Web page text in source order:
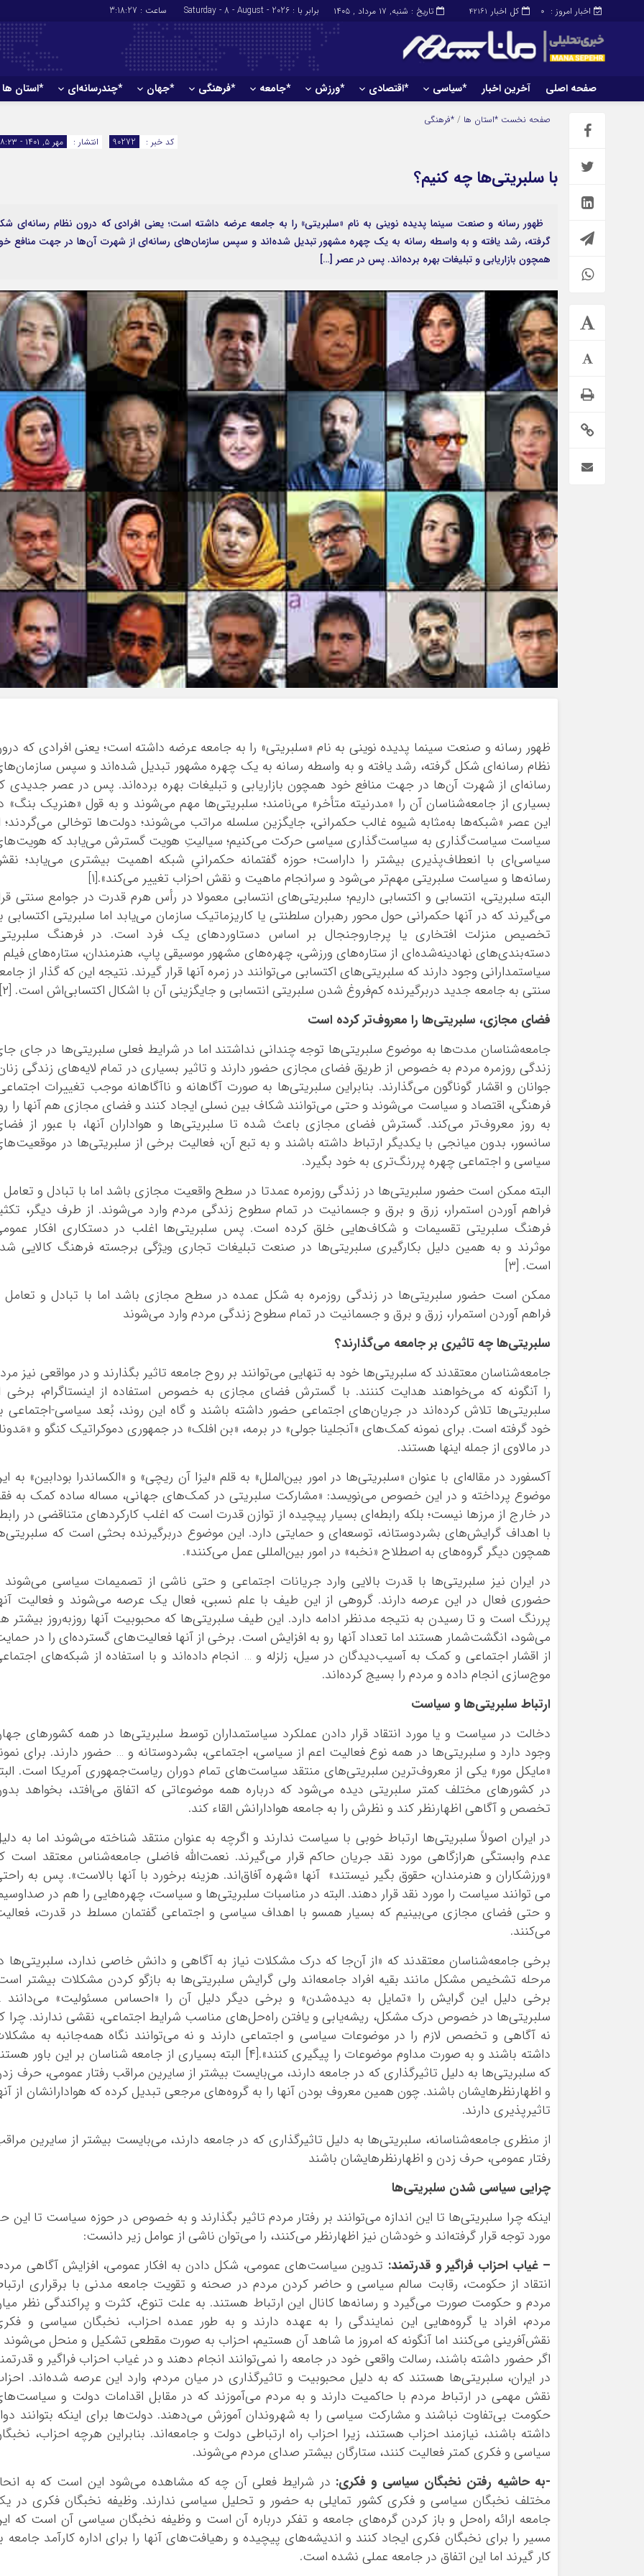
کل اخبار 42161 اخبار امروز : 0 تاریخ : شنبه, ۱۷ مرداد , ۱۴۰۵ برابر با : Saturday - 8 - August - 2026 ساعت : 3:18:28
صفحه اصلی آخرین اخبار *سیاسی *اقتصادی *ورزش *جامعه *فرهنگی *جهان *چندرسانه‌ای *استان ها
صفحه اصلی
احزاب و تشکلها
بانک ها
اخبار بورس
ارتباطات و
تبلیغات
*فرهنگی
ایثار و شهادت
دفاع مقدس
*جهان
بین الملل
آسیای غربی
آمریکا و اروپا
*چندرسانه‌ای
فیلم
گالری
اینفوگرافی
عکس
صوت و فیلم
*استان ها
آذربایجان شرقی
آذربایجان غربی
اردبیل
اصفهان
البرز
ایلام
بوشهر
تهران
خراسان
خوزستان
زنجان
سمنان
سیستان و
فارس
قم
کردستان
کرمان
کرمانشاه
کهگلویه و بویر
لرستان
مازندران
مرکزی
هرمزگان
همدان
یزد
صفحه نخست *استان ها / *فرهنگی
انتشار :
مهر ۵, ۱۴۰۱ - ۱۸:۲۳ کد خبر : 90272
با سلبریتی‌ها چه کنیم؟
ظهور رسانه و صنعت سینما پدیده نوینی به نام «سلبریتی» را به جامعه عرضه داشته است؛ یعنی افرادی که درون نظام رسانه‌ای
گرفته، رشد یافته‌ و به واسطه رسانه به یک چهره مشهور تبدیل شده‌اند و سپس سازمان‌های رسانه‌ای از شهرت آن‌ها در جهت منافع
همچون بازاریابی و تبلیغات بهره برده‌اند. پس در عصر […]
ظهور رسانه و صنعت سینما پدیده نوینی به نام «سلبریتی» را به جامعه عرضه داشته است؛ یعنی افرادی که
نظام رسانه‌ای شکل گرفته، رشد یافته‌ و به واسطه رسانه به یک چهره مشهور تبدیل شده‌اند و سپس
رسانه‌ای از شهرت آن‌ها در جهت منافع خود همچون بازاریابی و تبلیغات بهره برده‌اند. پس در عصر جدیدی
بسیاری از جامعه‌شناسان آن را «مدرنیته متأخر» می‌نامند؛ سلبریتی‌ها مهم می‌شوند و به قول «هنریک بنگ»
این عصر «شبکه‌ها به‌مثابه شیوه غالب حکمرانی، جایگزین سلسله ‌مراتب می‌شوند؛ دولت‌ها توخالی می‌گردند؛
سیاست سیاست‌گذاری به سیاست‌گذاری سیاسی حرکت می‌کنیم؛ سیالیتِ هویت گسترش می‌یابد که
سیاسی‌ای با انعطاف‌پذیری بیشتر را داراست؛ حوزه گفتمانه حکمرانیِ شبکه اهمیت بیشتری می‌یابد؛
رسانه‌ها و سیاست سلبریتی مهم‌تر می‌شود و سرانجام ماهیت و نقش احزاب تغییر می‌کند».[۱]
البته سلبریتی، انتسابی و اکتسابی داریم؛ سلبریتی‌های انتسابی معمولا در رأس هرم قدرت در جوامع سنتی
می‌گیرند که در آنها حکمرانی حول محور رهبران سلطنتی یا کاریزماتیک سازمان می‌یابد اما سلبریتی اکتسابی
تخصیص منزلت افتخاری یا پرجاروجنجال بر اساس دستاوردهای یک فرد است. در فرهنگ
دسته‌بندی‌های نهادینه‌شده‌ای از ستاره‌های ورزشی، چهره‌های مشهور موسیقی پاپ، هنرمندان، ستاره‌های فیلم
سیاستمدارانی وجود دارند که سلبریتی‌های اکتسابی می‌توانند در زمره‌ آنها قرار گیرند. نتیجه این که گذار از
سنتی به جامعه جدید دربرگیرنده‌ کم‌فروغ شدن سلبریتی انتسابی و جایگزینی آن با اشکال اکتسابی‌اش است. [۲]
فضای مجازی، ‌سلبریتی‌ها را معروف‌تر کرده است
جامعه‌شناسان مدت‌ها به موضوع سلبریتی‌ها توجه چندانی نداشتند اما در شرایط فعلی سلبریتی‌ها در جای
زندگی روزمره مردم به خصوص از طریق فضای مجازی حضور دارند و تاثیر بسیاری در تمام لایه‌های زندگی
جوانان و اقشار گوناگون می‌گذارند. بنابراین سلبریتی‌ها به صورت آگاهانه و ناآگاهانه موجب تغییرات
فرهنگی، اقتصاد و سیاست می‌شوند و حتی می‌توانند شکاف بین نسلی ایجاد کنند و فضای مجازی هم آنها را
به روز معروف‌تر می‌کند. گسترش فضای مجازی باعث شده تا سلبریتی‌ها و هواداران آنها، با عبور از
سانسور، بدون میانجی با یکدیگر ارتباط داشته باشند و به تبع آن، فعالیت برخی از سلبریتی‌ها در
سیاسی و اجتماعی چهره پررنگ‌تری به خود بگیرد.
البته ممکن است حضور سلبریتی‌ها در زندگی روزمره عمدتا در سطح واقعیت مجازی باشد اما با تبادل و تعامل
فراهم آوردن استمرار، زرق و برق و جسمانیت در تمام سطوح زندگی مردم وارد می‌شوند. از طرف دیگر،
فرهنگ سلبریتی تقسیمات و شکاف‌هایی خلق کرده است. پس سلبریتی‌ها اغلب در دستکاری افکار
موثرند و به همین دلیل بکارگیری سلبریتی‌ها در صنعت تبلیغات تجاری ویژگی برجسته‌ فرهنگ کالایی
است. [۳]
ممکن است حضور سلبریتی‌ها در زندگی روزمره به شکل عمده در سطح مجازی باشد اما با تبادل و تعامل
فراهم آوردن استمرار، زرق و برق و جسمانیت در تمام سطوح زندگی مردم وارد می‌شوند
سلبریتی‌ها چه تاثیری بر جامعه می‌گذارند؟
جامعه‌شناسان معتقدند که سلبریتی‌ها خود به تنهایی می‌توانند بر روح جامعه تاثیر بگذارند و در مواقعی نیز
را آنگونه که می‌خواهند هدایت کننند. با گسترش فضای مجازی به خصوص استفاده از اینستاگرام، برخی
سلبریتی‌ها تلاش کرده‌اند در جریان‌های اجتماعی حضور داشته باشند و گاه این روند، بُعد سیاسی-اجتماعی
خود گرفته است. برای نمونه کمک‌های «آنجلینا جولی» در برمه، «بن افلک» در جمهوری دموکراتیک کنگو و
در مالاوی از جمله اینها هستند.
آکسفورد در مقاله‌ای با عنوان «سلبریتی‌ها در امور بین‌الملل» به قلم «لیزا آن ریچی» و «الکساندرا بودابین» به
موضوع پرداخته و در این خصوص می‌نویسد: «مشارکت سلبریتی در کمک‌های جهانی، مساله ساده کمک به
در خارج از مرزها نیست؛ بلکه رابطه‌ای بسیار پیچیده از توازن قدرت است که اغلب کارکردهای متناقضی در
با اهداف گرایش‌های بشردوستانه، توسعه‌ای و حمایتی دارد. این موضوع دربرگیرنده بحثی است که
همچون دیگر گروه‌های به اصطلاح «نخبه» در امور بین‌المللی عمل می‌کنند».
در ایران نیز سلبریتی‌ها با قدرت بالایی وارد جریانات اجتماعی و حتی ناشی از تصمیمات سیاسی‌ می‌شوند
حضوری فعال در این عرصه دارند. گروهی از این طیف با علم نسبی، فعال یک عرصه می‌شوند و فعالیت
پررنگ است و تا رسیدن به نتیجه مدنظر ادامه دارد. این طیف سلبریتی‌ها که محبوبیت آنها روزبه‌روز بیشتر
می‌شود، انگشت‌شمار هستند اما تعداد آنها رو به افزایش است. برخی از آنها فعالیت‌های گسترده‌ای را در
از اقشار اجتماعی و کمک به آسیب‌دیدگان در سیل، زلزله و … انجام داده‌اند و با استفاده از شبکه‌های
موج‌سازی انجام داده و مردم را بسیج کرده‌اند.
ارتباط سلبریتی‌ها و سیاست
دخالت در سیاست و یا مورد انتقاد قرار دادن عملکرد سیاستمداران توسط سلبریتی‌ها در همه کشورهای
وجود دارد و سلبریتی‌ها در همه نوع فعالیت اعم از سیاسی، اجتماعی، بشردوستانه و … حضور دارند. برای
«مایکل مور» یکی از معروف‌ترین سلبریتی‌های منتقد سیاست‌های تمام دوران ریاست‌جمهوری آمریکا است.
در کشورهای مختلف کمتر سلبریتی دیده می‌شود که درباره همه موضوعاتی که اتفاق می‌افتد، بخواهد
تخصص و آگاهی اظهارنظر کند و نظرش را به جامعه هوادارانش القاء کند.
در ایران اصولاً سلبریتی‌ها ارتباط خوبی با سیاست ندارند و اگرچه به عنوان منتقد شناخته‌ می‌شوند اما به
عدم وابستگی هرازگاهی مورد نقد جریان حاکم قرار می‌گیرند. نعمت‌الله فاضلی جامعه‌شناس معتقد است
«ورزشکاران و هنرمندان، حقوق بگیر نیستند» ‌ آنها «شهره آفاق‌اند. هزینه برخورد با آنها بالاست». پس به
می توانند سیاست را مورد نقد قرار دهند. البته در مناسبات سلبریتی‌ها و سیاست، چهره‌هایی را هم در
و حتی فضای مجازی می‌بینیم که بسیار همسو با اهداف سیاسی و اجتماعی گفتمان مسلط در قدرت،
می‌کنند.
برخی جامعه‌شناسان معتقدند که «از آن‌جا که درک مشکلات نیاز به آگاهی و دانش خاصی ندارد، سلبریتی‌ها
مرحله تشخیص مشکل مانند بقیه افراد جامعه‌اند ولی گرایش سلبریتی‌ها به بازگو کردن مشکلات بیشتر
برخی دلیل این گرایش را «تمایل به دیده‌شدن» و برخی دیگر دلیل آن را «احساس مسئولیت» می‌دانند
سلبریتی‌ها در خصوص درک مشکل، ریشه‌یابی و یافتن راه‌حل‌های مناسب شرایط اجتماعی، نقشی ندارند. چرا
نه آگاهی و تخصص لازم را در موضوعات سیاسی و اجتماعی دارند و نه می‌توانند نگاه همه‌جانبه به
داشته باشند و به صورت مداوم موضوعات را پیگیری کنند».[۴] البته بسیاری از جامعه شناسان بر این باور
که سلبریتی‌ها به دلیل تاثیرگذاری که در جامعه دارند، می‌بایست بیشتر از سایرین مراقب رفتار عمومی، حرف
و اظهارنظرهایشان باشند. چون همین معروف بودن آنها را به گروه‌های مرجعی تبدیل کرده که هوادارانشان از
تاثیرپذیری دارند.
از منظری جامعه‌شناسانه، سلبریتی‌ها به دلیل تاثیرگذاری که در جامعه دارند، می‌بایست بیشتر از سایرین
رفتار عمومی، حرف زدن و اظهارنظرهایشان باشند
چرایی سیاسی شدن سلبریتی‌ها
اینکه چرا سلبریتی‌ها تا این اندازه می‌توانند بر رفتار مردم تاثیر بگذارند و به خصوص در حوزه سیاست تا این
مورد توجه قرار گرفته‌اند و خودشان نیز اظهارنظر می‌کنند، را می‌توان ناشی از عوامل زیر دانست:
– غیاب احزاب فراگیر و قدرتمند: تدوین سیاست‌های عمومی، شکل دادن به افکار عمومی، افزایش آگاهی
انتقاد از حکومت، رقابت سالم سیاسی و حاضر کردن مردم در صحنه و تقویت جامعه مدنی با برقراری
مردم و حکومت صورت می‌گیرد و رسانه‌ها کانال این ارتباط هستند. به علت تنوع، کثرت و پراکندگی نظر
مردم، افراد یا گروه‌هایی این نمایندگی را به عهده دارند و به طور عمده احزاب، نخبگان سیاسی و
نقش‌آفرینی می‌کنند اما آنگونه که امروز ما شاهد آن هستیم، احزاب به صورت مقطعی تشکیل و منحل می‌شوند
اگر حضور داشته باشند، رسالت واقعی خود در جامعه را نمی‌توانند انجام دهند و در غیاب احزاب فراگیر و
در ایران، سلبریتی‌ها هستند که به دلیل محبوبیت و تاثیرگذاری در میان مردم، وارد این عرصه شده‌اند.
نقش مهمی در ارتباط مردم با حاکمیت دارند و به مردم می‌آموزند که در مقابل اقدامات دولت و
حکومت بی‌تفاوت نباشند و مشارکت سیاسی را به شهروندان آموزش می‌دهند. دولت‌ها برای اینکه بتوانند
داشته باشند، نیازمند احزاب هستند، زیرا احزاب راه ارتباطی دولت و جامعه‌اند. بنابراین هرچه احزاب،
سیاسی و فکری کمتر فعالیت کنند، ستارگان بیشتر صدای مردم می‌شوند.
-به حاشیه رفتن نخبگان سیاسی و فکری: در شرایط فعلی آن چه که مشاهده می‌شود این است که به
مختلف نخبگان سیاسی و فکری کشور تمایلی به حضور و تحلیل سیاسی ندارند. وظیفه نخبگان فکری در
جامعه ارائه راه‌حل و باز کردن گره‌های جامعه و تفکر درباره آن است و وظیفه نخبگان سیاسی آن است که
مسیر را برای نخبگان فکری ایجاد کنند و اندیشه‌های پیچیده و رهیافت‌های آنها را برای اداره کارآمد جامعه
کار گیرند اما این اتفاق در جامعه عملی نشده است.